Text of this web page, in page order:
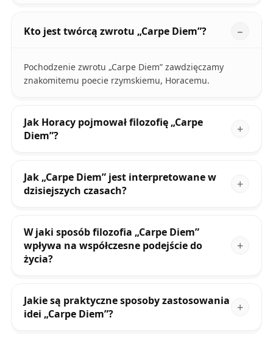
Kto jest twórcą zwrotu „Carpe Diem”?
Pochodzenie zwrotu „Carpe Diem” zawdzięczamy
znakomitemu poecie rzymskiemu, Horacemu.
Jak Horacy pojmował filozofię „Carpe
Diem”?
Jak „Carpe Diem” jest interpretowane w
dzisiejszych czasach?
W jaki sposób filozofia „Carpe Diem”
wpływa na współczesne podejście do
życia?
Jakie są praktyczne sposoby zastosowania
idei „Carpe Diem”?